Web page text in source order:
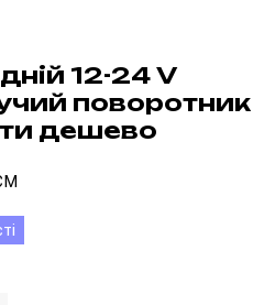
12-24 V
поворотник
дешево